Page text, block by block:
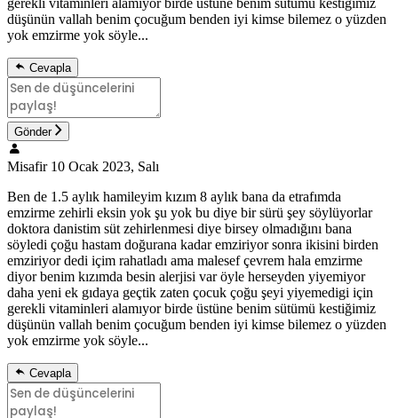
gerekli vitaminleri alamıyor birde üstüne benim sütümü kestiğimiz
düşünün vallah benim çocuğum benden iyi kimse bilemez o yüzden
yok emzirme yok söyle...
Cevapla
Gönder
Misafir 10 Ocak 2023, Salı
Ben de 1.5 aylık hamileyim kızım 8 aylık bana da etrafımda
emzirme zehirli eksin yok şu yok bu diye bir sürü şey söylüyorlar
doktora danistim süt zehirlenmesi diye birsey olmadığını bana
söyledi çoğu hastam doğurana kadar emziriyor sonra ikisini birden
emziriyor dedi içim rahatladı ama malesef çevrem hala emzirme
diyor benim kızımda besin alerjisi var öyle herseyden yiyemiyor
daha yeni ek gıdaya geçtik zaten çocuk çoğu şeyi yiyemedigi için
gerekli vitaminleri alamıyor birde üstüne benim sütümü kestiğimiz
düşünün vallah benim çocuğum benden iyi kimse bilemez o yüzden
yok emzirme yok söyle...
Cevapla